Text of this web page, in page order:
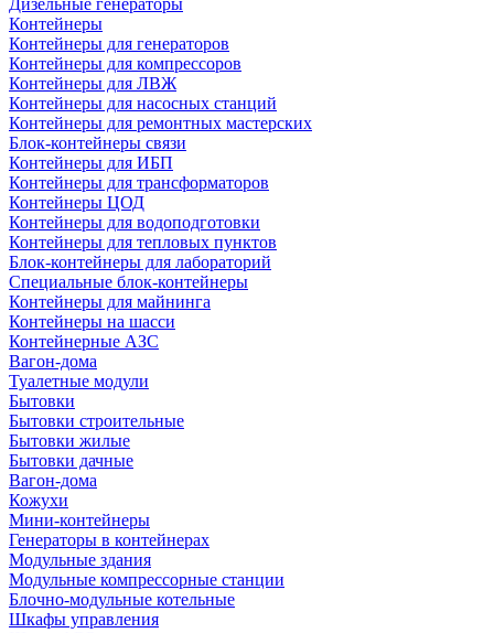
Дизельные генераторы
Контейнеры
Контейнеры для генераторов
Контейнеры для компрессоров
Контейнеры для ЛВЖ
Контейнеры для насосных станций
Контейнеры для ремонтных мастерских
Блок-контейнеры связи
Контейнеры для ИБП
Контейнеры для трансформаторов
Контейнеры ЦОД
Контейнеры для водоподготовки
Контейнеры для тепловых пунктов
Блок-контейнеры для лабораторий
Специальные блок-контейнеры
Контейнеры для майнинга
Контейнеры на шасси
Контейнерные АЗС
Вагон-дома
Туалетные модули
Бытовки
Бытовки строительные
Бытовки жилые
Бытовки дачные
Вагон-дома
Кожухи
Мини-контейнеры
Генераторы в контейнерах
Модульные здания
Модульные компрессорные станции
Блочно-модульные котельные
Шкафы управления